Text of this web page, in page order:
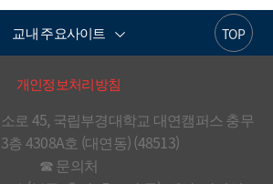
TOP
교내 주요사이트
개인정보처리방침
로 45, 국립부경대학교 대연캠퍼스 충무
층 4308A호 (대연동) (48513)
☎ 문의처